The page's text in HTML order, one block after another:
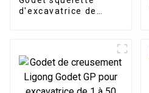
d'excavatrice de